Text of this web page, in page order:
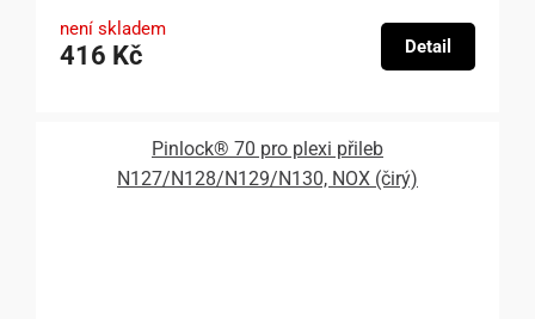
není skladem
416 Kč Detail
Pinlock® 70 pro plexi přileb
N127/N128/N129/N130, NOX (čirý)